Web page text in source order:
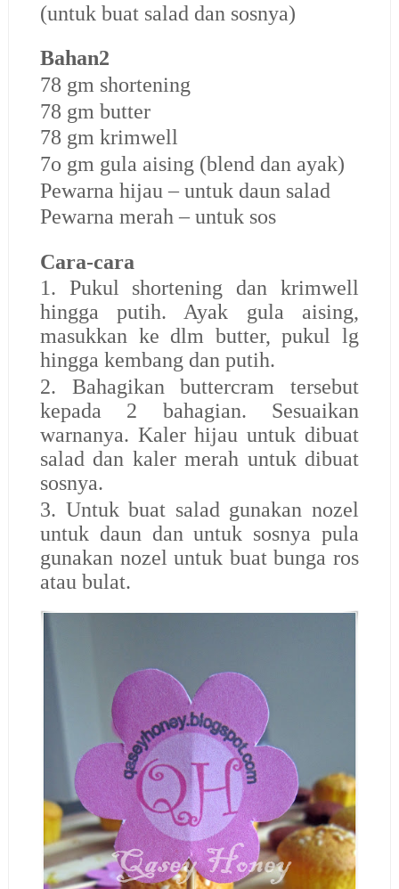
(untuk buat salad dan sosnya)
Bahan2
78 gm shortening
78 gm butter
78 gm krimwell
7o gm gula aising (blend dan ayak)
Pewarna hijau – untuk daun salad
Pewarna merah – untuk sos
Cara-cara
1. Pukul shortening dan krimwell
hingga putih. Ayak gula aising,
masukkan ke dlm butter, pukul lg
hingga kembang dan putih.
2. Bahagikan buttercram tersebut
kepada 2 bahagian. Sesuaikan
warnanya. Kaler hijau untuk dibuat
salad dan kaler merah untuk dibuat
sosnya.
3. Untuk buat salad gunakan nozel
untuk daun dan untuk sosnya pula
gunakan nozel untuk buat bunga ros
atau bulat.